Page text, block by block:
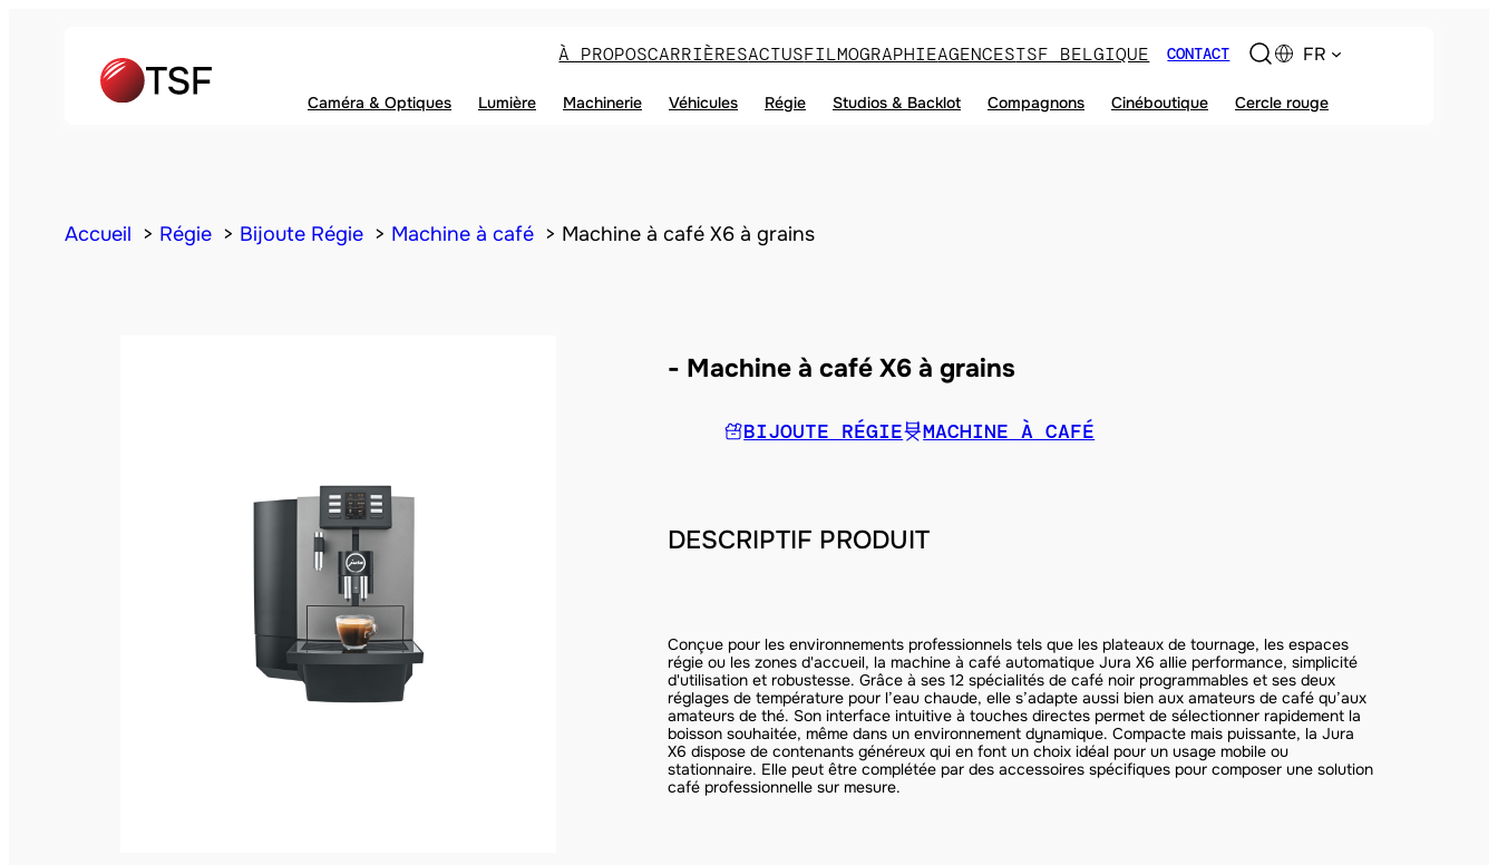
À PROPOSCARRIÈRESACTUSFILMOGRAPHIEAGENCESTSF BELGIQUE CONTACT FR
Caméra & Optiques Lumière Machinerie Véhicules Régie Studios & Backlot Compagnons Cinéboutique Cercle rouge
Accueil Régie Bijoute Régie Machine à café Machine à café X6 à grains
Machine à café X6 à grains
BIJOUTE RÉGIE MACHINE À CAFÉ
DESCRIPTIF PRODUIT
Conçue pour les environnements professionnels tels que les plateaux de tournage, les espaces
régie ou les zones d'accueil, la machine à café automatique Jura X6 allie performance, simplicité
d'utilisation et robustesse. Grâce à ses 12 spécialités de café noir programmables et ses deux
réglages de température pour l’eau chaude, elle s’adapte aussi bien aux amateurs de café qu’aux
amateurs de thé. Son interface intuitive à touches directes permet de sélectionner rapidement la
boisson souhaitée, même dans un environnement dynamique. Compacte mais puissante, la Jura
X6 dispose de contenants généreux qui en font un choix idéal pour un usage mobile ou
stationnaire. Elle peut être complétée par des accessoires spécifiques pour composer une solution
café professionnelle sur mesure.